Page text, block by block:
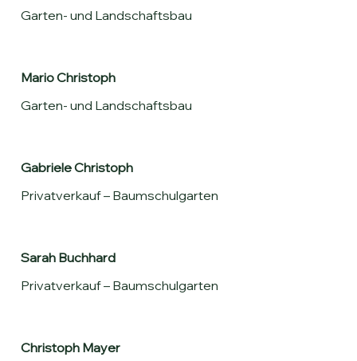
Garten- und Landschaftsbau
Mario Christoph
Garten- und Landschaftsbau
Gabriele Christoph
Privatverkauf – Baumschulgarten
Sarah Buchhard
Privatverkauf – Baumschulgarten
Christoph Mayer